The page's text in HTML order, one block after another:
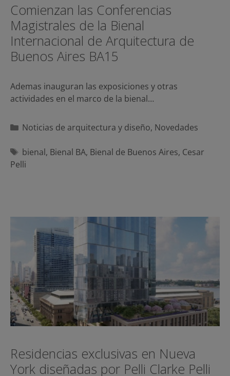
Comienzan las Conferencias
Magistrales de la Bienal
Internacional de Arquitectura de
Buenos Aires BA15
Ademas inauguran las exposiciones y otras
actividades en el marco de la bienal…
Categorías
Noticias de arquitectura y diseño, Novedades
Etiquetas
bienal, Bienal BA, Bienal de Buenos Aires, Cesar
Pelli
Residencias exclusivas en Nueva
York diseñadas por Pelli Clarke Pelli